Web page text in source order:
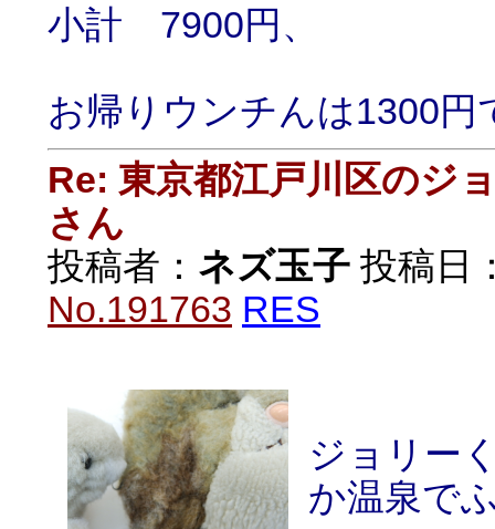
小計 7900円、
お帰りウンチんは1300円
Re: 東京都江戸川区のジ
さん
投稿者： ネズ玉子 投稿日
No.191763 RES
ジョリー
か温泉で